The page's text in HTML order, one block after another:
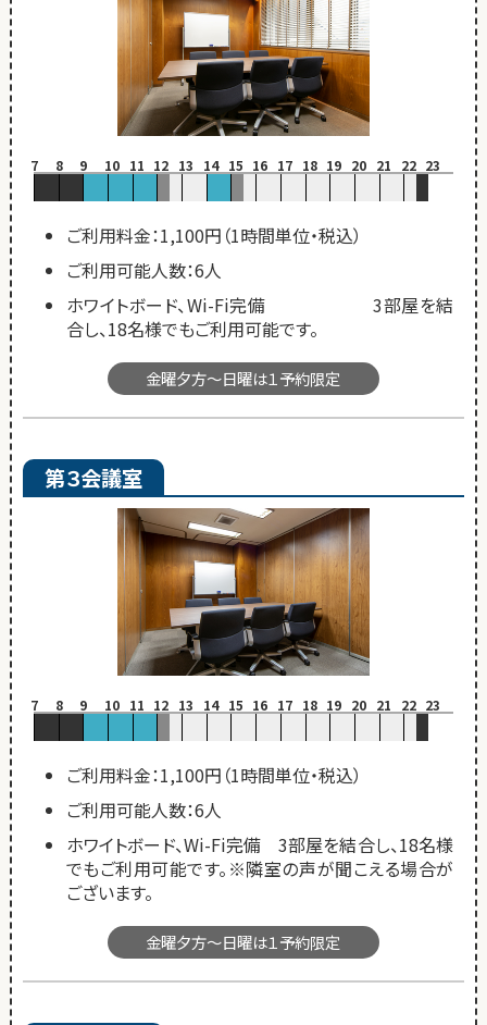
7 8 9 10 11 12 13 14 15 16 17 18 19 20 21 22 23
ご利用料金：1,100円（1時間単位・税込）
ご利用可能人数：6人
ホワイトボード、Wi-Fi完備 3部屋を結
合し、18名様でもご利用可能です。
金曜夕方～日曜は１予約限定
第３会議室
7 8 9 10 11 12 13 14 15 16 17 18 19 20 21 22 23
ご利用料金：1,100円（1時間単位・税込）
ご利用可能人数：6人
ホワイトボード、Wi-Fi完備 3部屋を結合し、18名様
でもご利用可能です。※隣室の声が聞こえる場合が
ございます。
金曜夕方～日曜は１予約限定